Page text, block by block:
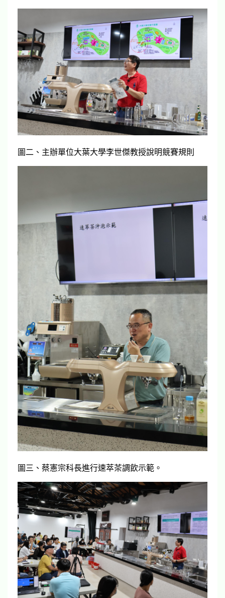
圖二、主辦單位大葉大學李世傑教授說明競賽規則
圖三、蔡憲宗科長進行速萃茶調飲示範。